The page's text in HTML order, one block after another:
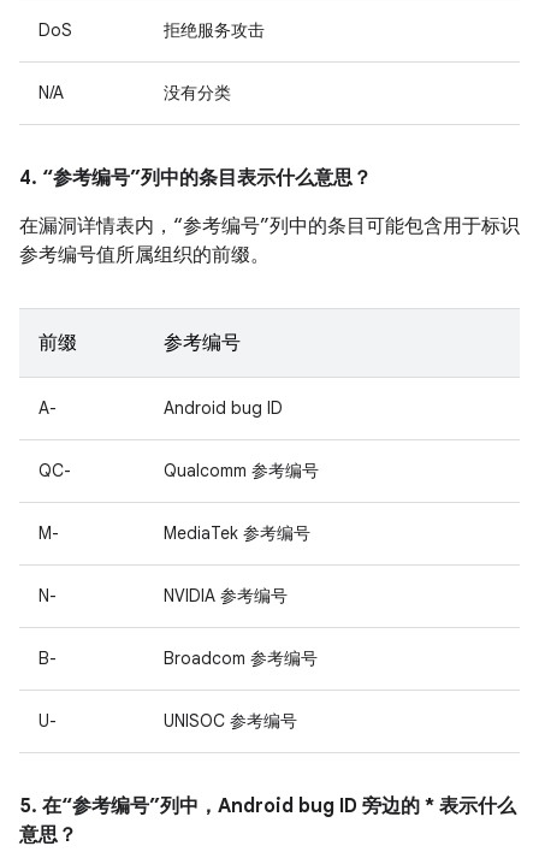
DoS 拒绝服务攻击
N/A 没有分类
4. “参考编号”列中的条目表示什么意思？
在漏洞详情表内，“参考编号”列中的条目可能包含用于标识
参考编号值所属组织的前缀。
前缀 参考编号
A- Android bug ID
QC- Qualcomm 参考编号
M- MediaTek 参考编号
N- NVIDIA 参考编号
B- Broadcom 参考编号
U- UNISOC 参考编号
5. 在“参考编号”列中，Android bug ID 旁边的 * 表示什么
意思？